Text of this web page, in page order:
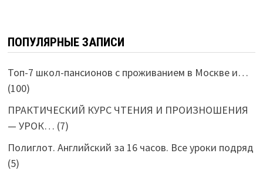
ПОПУЛЯРНЫЕ ЗАПИСИ
Топ-7 школ-пансионов с проживанием в Москве и…
(100)
ПРАКТИЧЕСКИЙ КУРС ЧТЕНИЯ И ПРОИЗНОШЕНИЯ
— УРОК… (7)
Полиглот. Английский за 16 часов. Все уроки подряд
(5)